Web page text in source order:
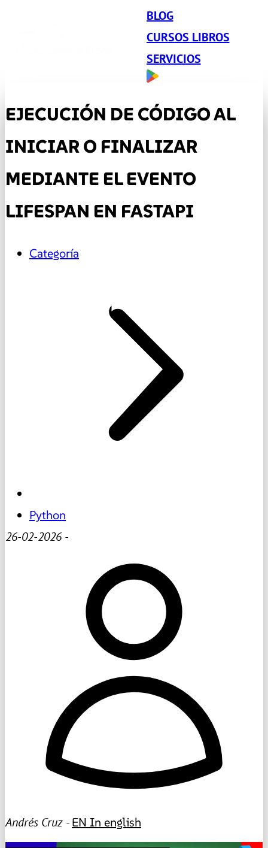
BLOG
CURSOS LIBROS
SERVICIOS
EJECUCIÓN DE CÓDIGO AL
INICIAR O FINALIZAR
MEDIANTE EL EVENTO
LIFESPAN EN FASTAPI
Categoría
Python
26-02-2026 -
Andrés Cruz -EN In english